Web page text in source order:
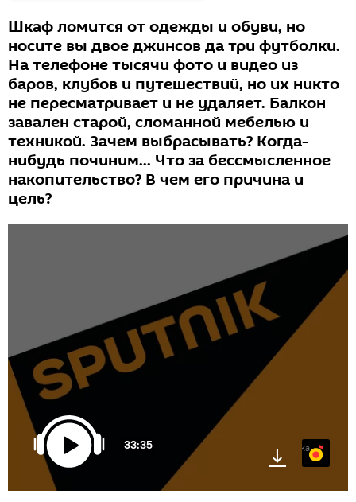
Шкаф ломится от одежды и обуви, но
носите вы двое джинсов да три футболки.
На телефоне тысячи фото и видео из
баров, клубов и путешествий, но их никто
не пересматривает и не удаляет. Балкон
завален старой, сломанной мебелью и
техникой. Зачем выбрасывать? Когда-
нибудь починим... Что за бессмысленное
накопительство? В чем его причина и
цель?
33:35 Яндекс.Музыка